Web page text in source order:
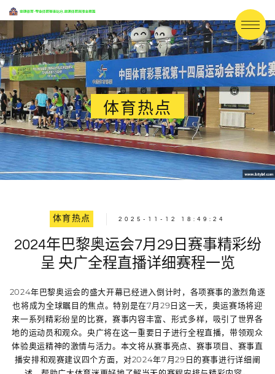
体育热点
体育热点 2025-11-12 18:49:24
2024年巴黎奥运会7月29日赛事精彩纷
呈 央广全程直播详细赛程一览
2024年巴黎奥运会的盛大开幕已经进入倒计时，各项赛事的激烈角逐
也将成为全球瞩目的焦点。特别是在7月29日这一天，奥运赛场将迎
来一系列精彩纷呈的比赛，赛事内容丰富、形式多样，吸引了世界各
地的运动员和观众。央广将在这一重要日子进行全程直播，带领观众
体验奥运精神的激情与活力。本文将从赛事亮点、赛事项目、赛事直
播安排和观赛建议四个方面，对2024年7月29日的赛事进行详细阐